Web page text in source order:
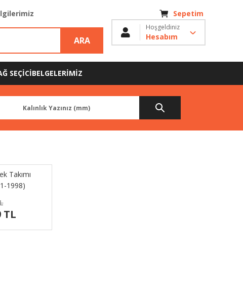
ARA
Sepetim
Hoşgeldiniz
Hesabım
SEÇİCİBELGELERİMİZ
Takımı
1998)
TL